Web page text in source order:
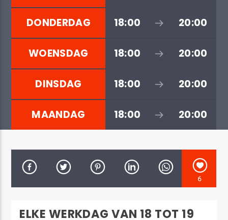
DONDERDAG 18:00 20:00
WOENSDAG 18:00 20:00
DINSDAG 18:00 20:00
MAANDAG 18:00 20:00
6
ELKE WERKDAG VAN 18 TOT 19